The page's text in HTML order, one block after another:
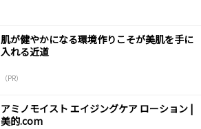
肌が健やかになる環境作りこそが美肌を手に
入れる近道
（PR）
アミノモイスト エイジングケア ローション |
美的.com